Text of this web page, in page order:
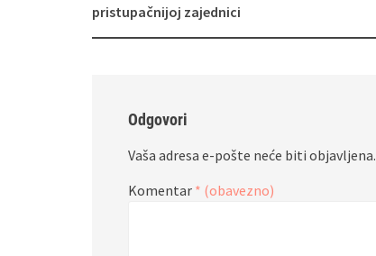
pristupačnijoj zajednici
Odgovori
Vaša adresa e-pošte neće biti objavljena.
Komentar * (obavezno)